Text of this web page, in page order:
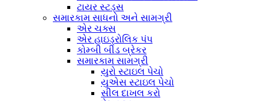
ટાયર સ્ટડ્સ
સમારકામ સાધનો અને સામગ્રી
એર ચક્સ
એર હાઇડ્રોલિક પંપ
કોમ્બી બીડ બ્રેકર
સમારકામ સામગ્રી
યુરો સ્ટાઇલ પેચો
યુએસ સ્ટાઇલ પેચો
સીલ દાખલ કરો